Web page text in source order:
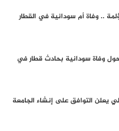
.. وفاة أم سودانية في القطار
حول وفاة سودانية بحادث قطار في
يعلن التوافق على إنشاء الجامعة